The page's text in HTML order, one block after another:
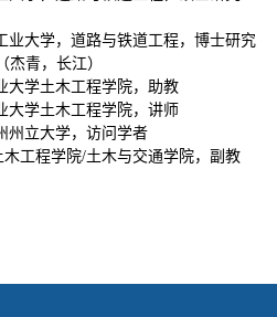
业大学，道路与铁道工程，博士研究
杰青，长江）
大学土木工程学院，助教
大学土木工程学院，讲师
州立大学，访问学者
木工程学院/土木与交通学院，副教